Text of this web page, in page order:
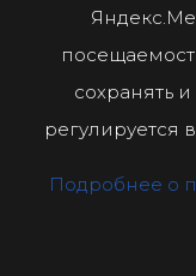
сохранять
регулируется
Подробнее о